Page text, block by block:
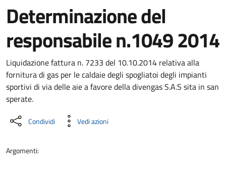
Determinazione del
responsabile n.1049 2014
Dettaglio del documento
Liquidazione fattura n. 7233 del 10.10.2014 relativa alla
fornitura di gas per le caldaie degli spogliatoi degli impianti
sportivi di via delle aie a favore della divengas S.A.S sita in san
sperate.
Condividi Vedi azioni
Argomenti: